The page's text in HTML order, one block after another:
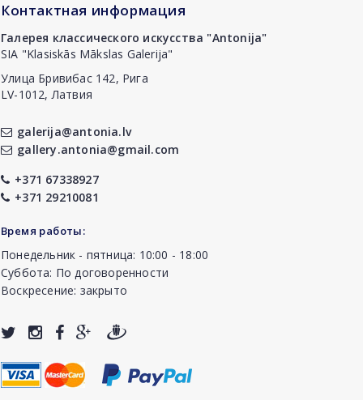
Контактная информация
Галерея классического искусства "Antonija"
SIA "Klasiskās Mākslas Galerija"
Улица Бривибас 142, Рига
LV-1012, Латвия
galerija@antonia.lv
gallery.antonia@gmail.com
+371 67338927
+371 29210081
Время работы:
Понедельник - пятница: 10:00 - 18:00
Суббота: По договоренности
Воскресение: закрыто